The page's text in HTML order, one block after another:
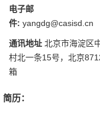
电子邮
件: yangdg@casisd.cn
通讯地址 北京市海淀区
村北一条15号，北京
箱
简历：